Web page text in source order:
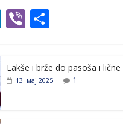
Li
e
Vi
er
S
ar
e
Lakše i brže do pasoša i lične
13. мај 2025. 1